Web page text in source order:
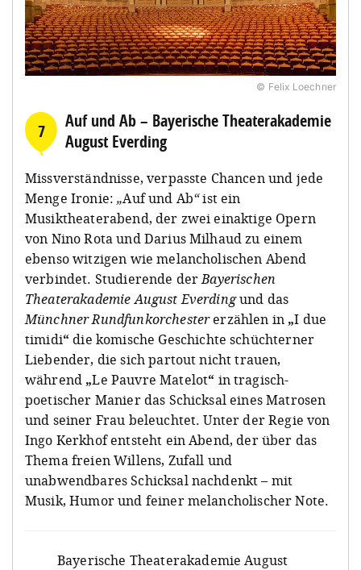
© Felix Loechner
7
Auf und Ab – Bayerische Theaterakademie
August Everding
Missverständnisse, verpasste Chancen und jede
Menge Ironie:„Auf und Ab“ist ein
Musiktheaterabend, der zwei einaktige Opern
von Nino Rota und Darius Milhaud zu einem
ebenso witzigen wie melancholischen Abend
verbindet. Studierende derBayerischen
Theaterakademie August Everdingund das
Münchner Rundfunkorchestererzählen in „I due
timidi“ die komische Geschichte schüchterner
Liebender, die sich partout nicht trauen,
während „Le Pauvre Matelot“ in tragisch-
poetischer Manier das Schicksal eines Matrosen
und seiner Frau beleuchtet. Unter der Regie von
Ingo Kerkhof entsteht ein Abend, der über das
Thema freien Willens, Zufall und
unabwendbares Schicksal nachdenkt – mit
Musik, Humor und feiner melancholischer Note.
Bayerische Theaterakademie August